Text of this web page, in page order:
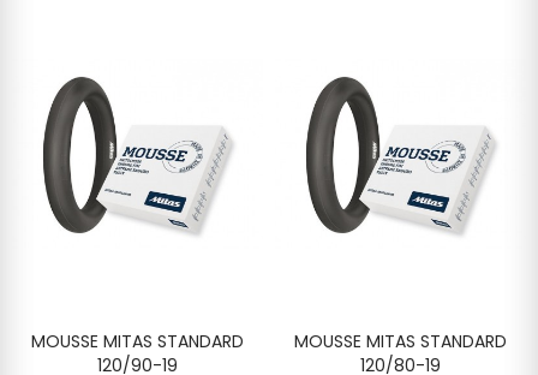
MOUSSE MITAS STANDARD
120/90-19
MOUSSE MITAS STANDARD
120/80-19